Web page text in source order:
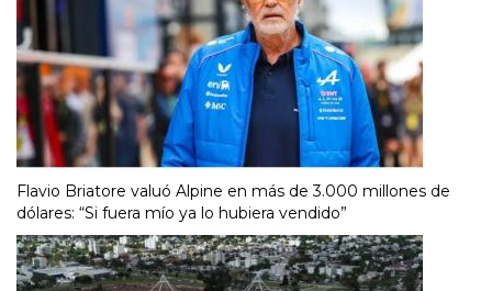
Flavio Briatore valuó Alpine en más de 3.000 millones de
dólares: “Si fuera mío ya lo hubiera vendido”